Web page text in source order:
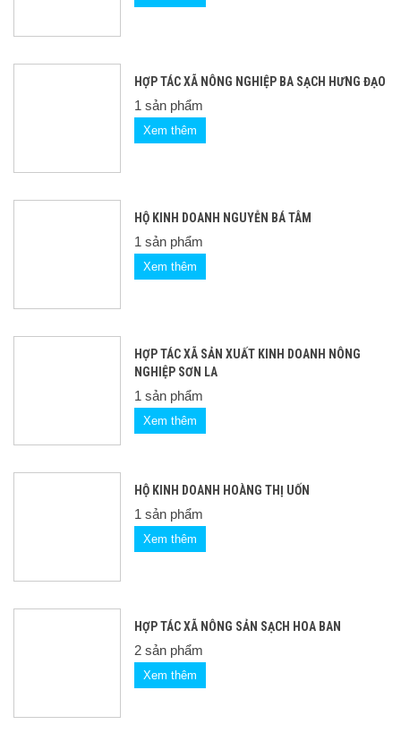
HỢP TÁC XÃ NÔNG NGHIỆP BA SẠCH HƯNG ĐẠO
1 sản phẩm
Xem thêm
HỘ KINH DOANH NGUYỄN BÁ TÂM
1 sản phẩm
Xem thêm
HỢP TÁC XÃ SẢN XUẤT KINH DOANH NÔNG
NGHIỆP SƠN LA
1 sản phẩm
Xem thêm
HỘ KINH DOANH HOÀNG THỊ UỐN
1 sản phẩm
Xem thêm
HỢP TÁC XÃ NÔNG SẢN SẠCH HOA BAN
2 sản phẩm
Xem thêm